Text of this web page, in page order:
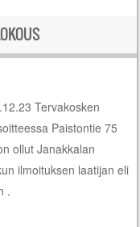
Tervakosken
Paistontie 75
ollut Janakkalan
ilmoituksen laatijan eli
.